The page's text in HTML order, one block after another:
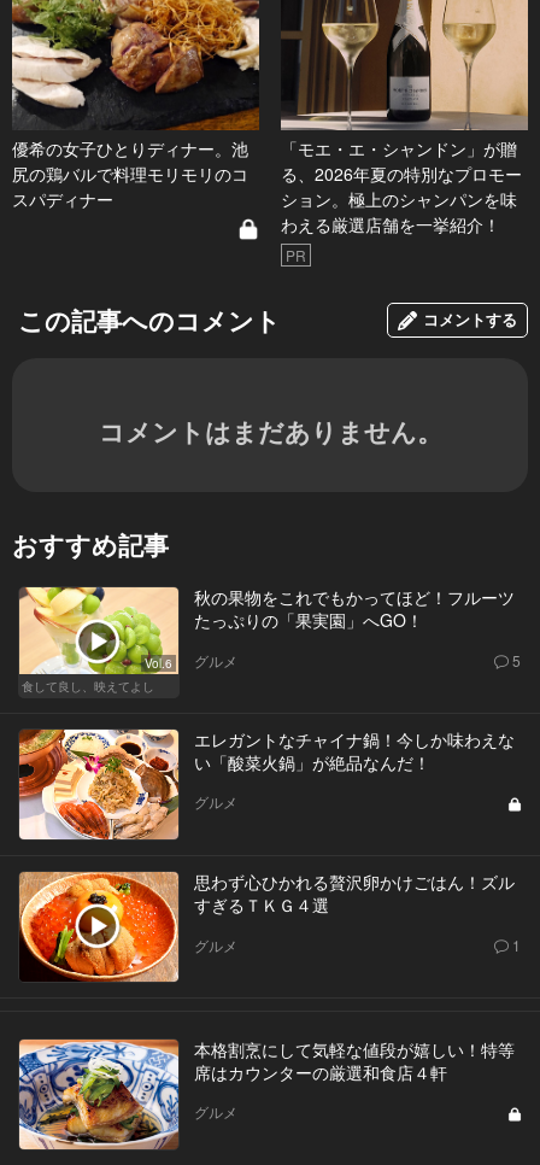
優希の女子ひとりディナー。池
尻の鶏バルで料理モリモリのコ
スパディナー
「モエ・エ・シャンドン」が贈
る、2026年夏の特別なプロモー
ション。極上のシャンパンを味
わえる厳選店舗を一挙紹介！
PR
この記事へのコメント コメントする
コメントはまだありません。
おすすめ記事
Vol.6
食して良し、映えてよし
秋の果物をこれでもかってほど！フルーツ
たっぷりの「果実園」へGO！
グルメ 5
エレガントなチャイナ鍋！今しか味わえな
い「酸菜火鍋」が絶品なんだ！
グルメ
思わず心ひかれる贅沢卵かけごはん！ズル
すぎるＴＫＧ４選
グルメ 1
本格割烹にして気軽な値段が嬉しい！特等
席はカウンターの厳選和食店４軒
グルメ